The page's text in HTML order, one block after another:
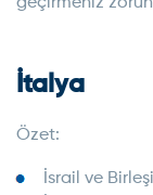
geçirmeniz
İtalya
Özet:
İsrail ve